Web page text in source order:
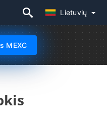
Lietuvių
MEXC